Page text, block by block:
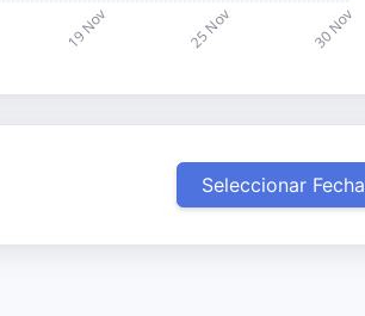
Seleccionar Fecha